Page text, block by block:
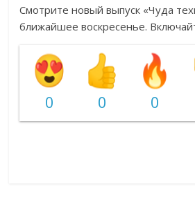
Смотрите новый выпуск «Чуда
ближайшее воскресенье.
0 0 0